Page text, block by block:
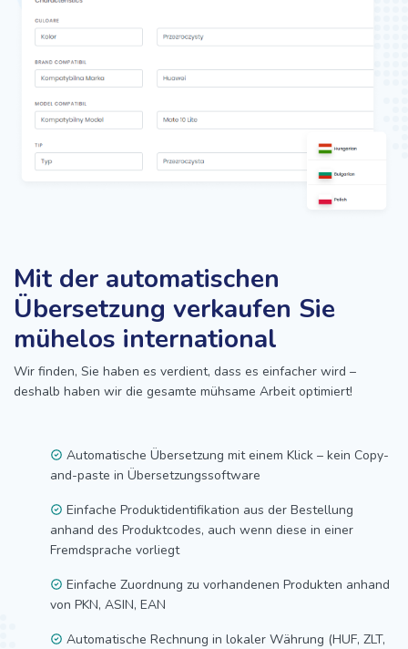
Mit der automatischen
Übersetzung verkaufen Sie
mühelos international
Wir finden, Sie haben es verdient, dass es einfacher wird –
deshalb haben wir die gesamte mühsame Arbeit optimiert!
Automatische Übersetzung mit einem Klick – kein Copy-
and-paste in Übersetzungssoftware
Einfache Produktidentifikation aus der Bestellung
anhand des Produktcodes, auch wenn diese in einer
Fremdsprache vorliegt
Einfache Zuordnung zu vorhandenen Produkten anhand
von PKN, ASIN, EAN
Automatische Rechnung in lokaler Währung (HUF, ZLT,